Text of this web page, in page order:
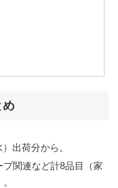
め
出荷分から。
プ関連など計8品目（家